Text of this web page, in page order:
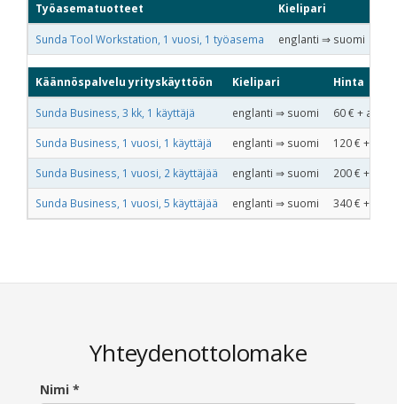
Työasematuotteet Kielipari
Sunda Tool Workstation, 1 vuosi, 1 työasema englanti ⇒ suomi
Käännöspalvelu yrityskäyttöön Kielipari Hinta
Sunda Business, 3 kk, 1 käyttäjä englanti ⇒ suomi 60€ + alv
Sunda Business, 1 vuosi, 1 käyttäjä englanti ⇒ suomi 120€ + alv
Sunda Business, 1 vuosi, 2 käyttäjää englanti ⇒ suomi 200€ + alv
Sunda Business, 1 vuosi, 5 käyttäjää englanti ⇒ suomi 340€ + alv
Yhteydenottolomake
Nimi *